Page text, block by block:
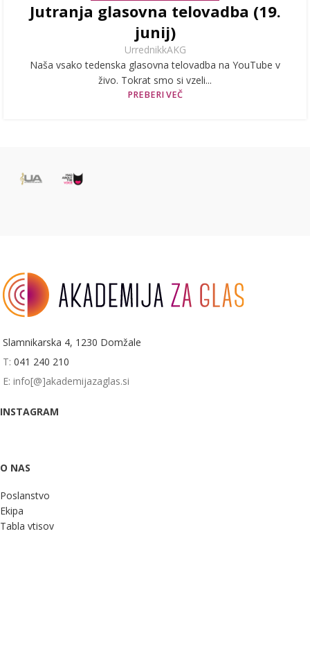
Jutranja glasovna telovadba (19.
junij)
UrrednikkAKG
Naša vsako tedenska glasovna telovadba na YouTube v
živo. Tokrat smo si vzeli...
PREBERI VEČ
Slamnikarska 4, 1230 Domžale
T: 041 240 210
E: info[@]akademijazaglas.si
INSTAGRAM
O NAS
Poslanstvo
Ekipa
Tabla vtisov